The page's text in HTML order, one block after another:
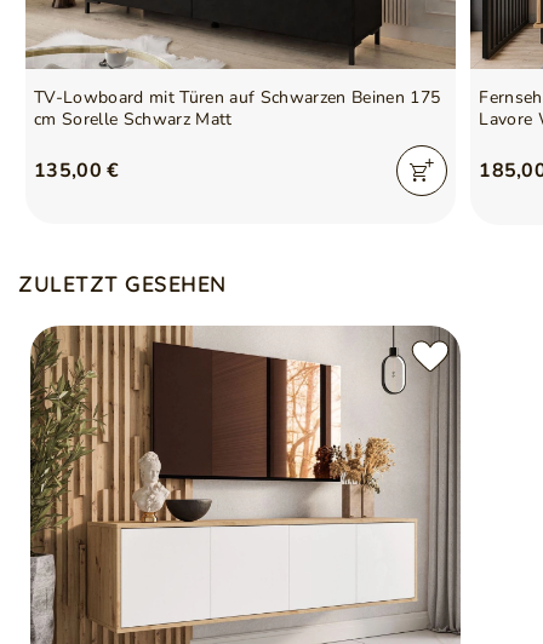
TV-Lowboard mit Türen auf Schwarzen Beinen 175
cm Sorelle Schwarz Matt
135,00 €
Lavore
ZULETZT GESEHEN